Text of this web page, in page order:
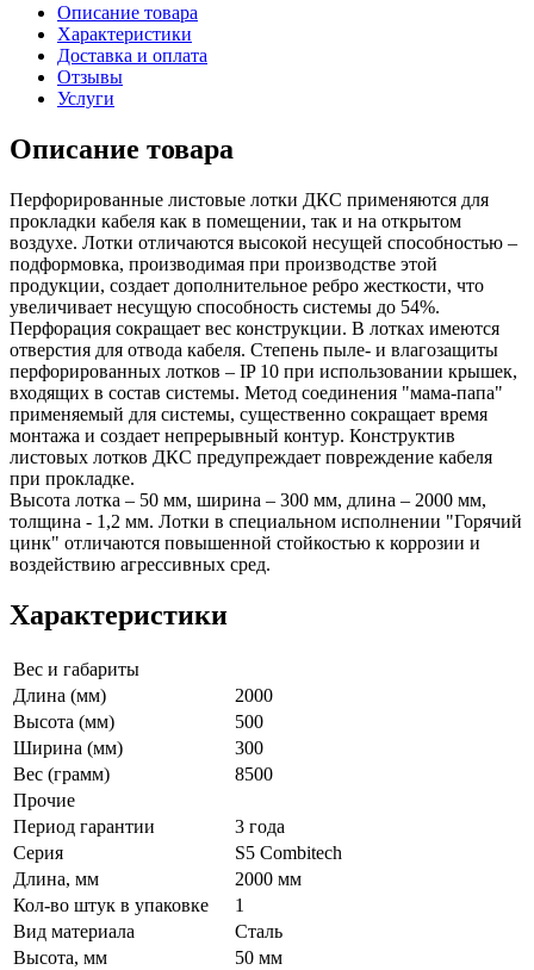
Описание товара
Характеристики
Доставка и оплата
Отзывы
Услуги
Описание товара
Перфорированные листовые лотки ДКС применяются для
прокладки кабеля как в помещении, так и на открытом
воздухе. Лотки отличаются высокой несущей способностью –
подформовка, производимая при производстве этой
продукции, создает дополнительное ребро жесткости, что
увеличивает несущую способность системы до 54%.
Перфорация сокращает вес конструкции. В лотках имеются
отверстия для отвода кабеля. Степень пыле- и влагозащиты
перфорированных лотков – IP 10 при использовании крышек,
входящих в состав системы. Метод соединения "мама-папа"
применяемый для системы, существенно сокращает время
монтажа и создает непрерывный контур. Конструктив
листовых лотков ДКС предупреждает повреждение кабеля
при прокладке.
Высота лотка – 50 мм, ширина – 300 мм, длина – 2000 мм,
толщина - 1,2 мм. Лотки в специальном исполнении "Горячий
цинк" отличаются повышенной стойкостью к коррозии и
воздействию агрессивных сред.
Характеристики
Вес и габариты
Длина (мм)
2000
Высота (мм)
500
Ширина (мм)
300
Вес (грамм)
8500
Прочие
Период гарантии
3 года
Серия
S5 Combitech
Длина, мм
2000 мм
Кол-во штук в упаковке
1
Вид материала
Сталь
Высота, мм
50 мм